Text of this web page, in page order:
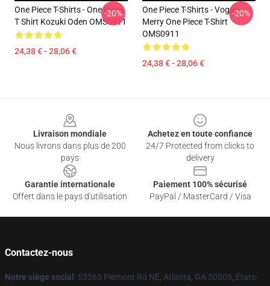
One Piece T-Shirts - One Piece
T Shirt Kozuki Oden OMS0911
24,38 € - 28,06 €
-20%
One Piece T-Shirts - Vogue
Merry One Piece T-Shirt
OMS0911
24,38 € - 28,06 €
-20%
Livraison mondiale
Nous livrons dans plus de 200
pays
Achetez en toute confiance
24/7 Protected from clicks to
delivery
Garantie internationale
Offert dans le pays d'utilisation
Paiement 100% sécurisé
PayPal / MasterCard / Visa
Contactez-nous
Notre siège social : 53365 Piémont Rd NE, Atlanta, GA 30305, États-